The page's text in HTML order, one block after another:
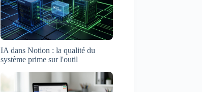
IA dans Notion : la qualité du
système prime sur l'outil